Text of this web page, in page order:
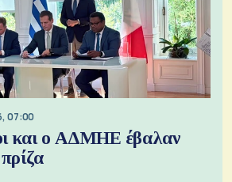
07:00
και ο ΑΔΜΗΕ έβαλαν